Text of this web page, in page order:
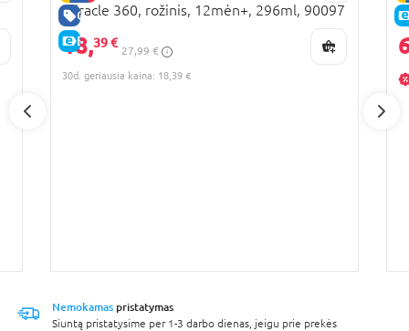
GERA KAINA
E-KAINA
Miracle 360, rožinis, 12mėn+, 296ml, 90097
18,39 €
27,99 €
30d. geriausia kaina: 18,39 €
Nemokamas pristatymas
Siuntą pristatysime per 1-3 darbo dienas, jeigu prie prekės